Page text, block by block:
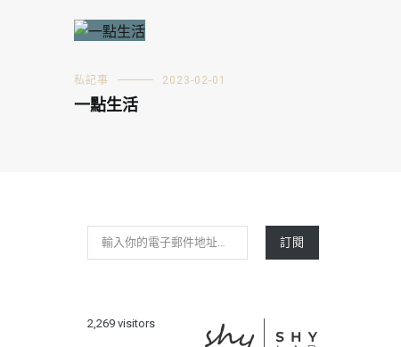
私記事 2023-02-01
一點生活
輸入你的電子郵件地址…
訂閱
2,269 visitors